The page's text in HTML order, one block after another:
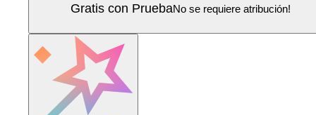
Gratis con PruebaNo se requiere atribución!